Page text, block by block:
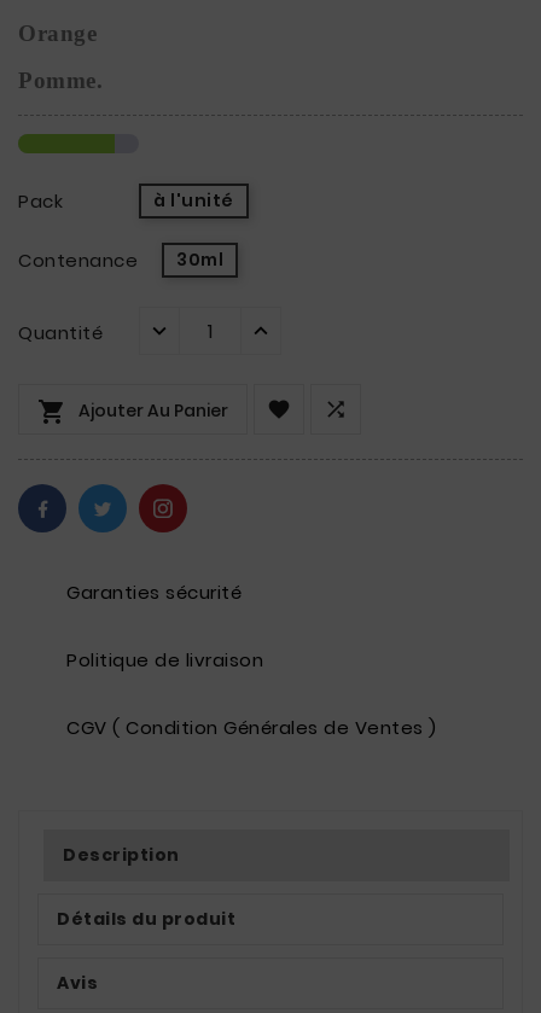
Orange
Pomme.
Pack à l'unité
Contenance 30ml
Quantité
 Ajouter Au Panier  
Garanties sécurité
Politique de livraison
CGV ( Condition Générales de Ventes )
Description
Détails du produit
Avis